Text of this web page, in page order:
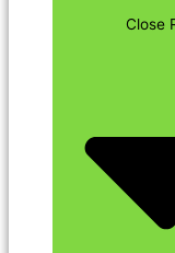
Close